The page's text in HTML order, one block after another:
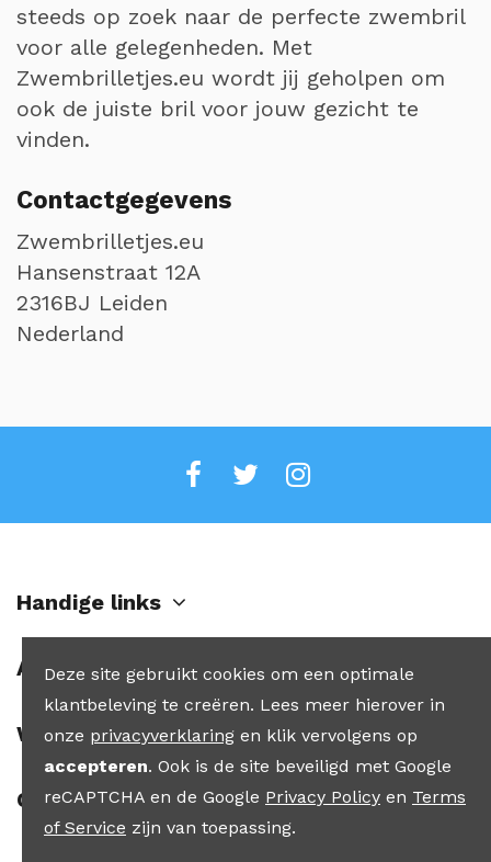
steeds op zoek naar de perfecte zwembril
voor alle gelegenheden. Met
Zwembrilletjes.eu wordt jij geholpen om
ook de juiste bril voor jouw gezicht te
vinden.
Contactgegevens
Zwembrilletjes.eu
Hansenstraat 12A
2316BJ Leiden
Nederland
Handige links
Account
Winkel
Contact
Deze site gebruikt cookies om een optimale
klantbeleving te creëren. Lees meer hierover in
onze privacyverklaring en klik vervolgens op
accepteren. Ook is de site beveiligd met Google
reCAPTCHA en de Google Privacy Policy en Terms
of Service zijn van toepassing.